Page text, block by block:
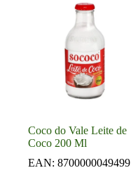
Coco do Vale Leite de
Coco 200 Ml
EAN: 8700000049499